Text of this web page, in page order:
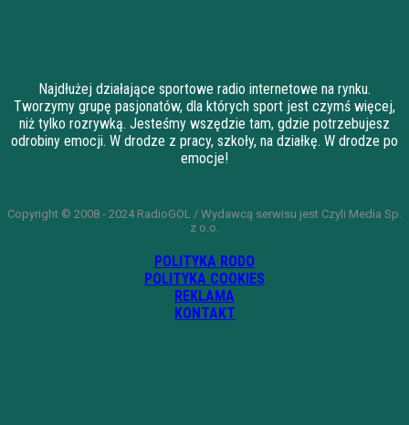
Najdłużej działające sportowe radio internetowe na rynku.
Tworzymy grupę pasjonatów, dla których sport jest czymś więcej,
niż tylko rozrywką. Jesteśmy wszędzie tam, gdzie potrzebujesz
odrobiny emocji. W drodze z pracy, szkoły, na działkę. W drodze po
emocje!
Copyright © 2008 - 2024 RadioGOL / Wydawcą serwisu jest Czyli Media Sp.
z o.o.
POLITYKA RODO
POLITYKA COOKIES
REKLAMA
KONTAKT